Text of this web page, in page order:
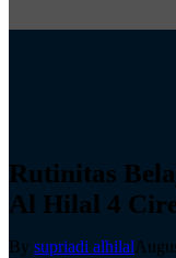
Rutinitas
Al Hilal 4
By supriadi alhilal